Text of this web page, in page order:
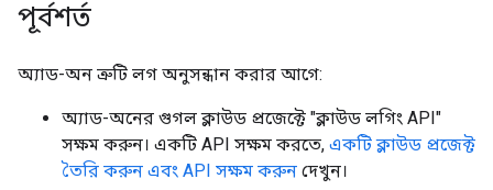
পূর্বশর্ত
অ্যাড-অন ত্রুটি লগ অনুসন্ধান করার আগে:
অ্যাড-অনের গুগল ক্লাউড প্রজেক্টে "ক্লাউড লগিং API"
সক্ষম করুন। একটি API সক্ষম করতে, একটি ক্লাউড প্রজেক্ট
তৈরি করুন এবং API সক্ষম করুন দেখুন।